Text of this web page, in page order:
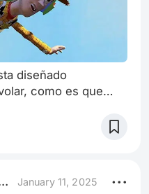
diseñado
como es que
uno de los
cintura al doble de
el clímax de la
January 11, 2025